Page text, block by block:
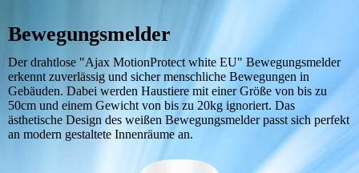
Bewegungsmelder
Der drahtlose "Ajax MotionProtect white EU" Bewegungsmelder
erkennt zuverlässig und sicher menschliche Bewegungen in
Gebäuden. Dabei werden Haustiere mit einer Größe von bis zu
50cm und einem Gewicht von bis zu 20kg ignoriert. Das
ästhetische Design des weißen Bewegungsmelder passt sich perfekt
an modern gestaltete Innenräume an.